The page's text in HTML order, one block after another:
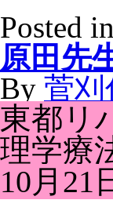
Posted in
原田先
By 菅刈
東都リ
理学療
10月